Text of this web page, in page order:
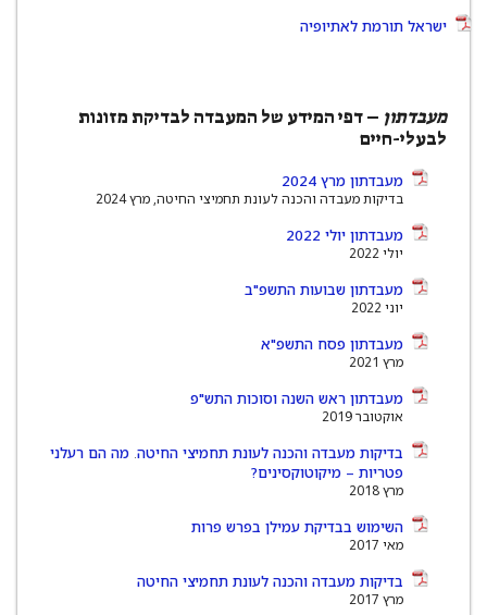
ישראל תורמת לאתיופיה
מעבדתון – דפי המידע של המעבדה לבדיקת מזונות
לבעלי-חיים
מעבדתון מרץ 2024
בדיקות מעבדה והכנה לעונת תחמיצי החיטה, מרץ 2024
‫מעבדתון‬ יולי 2022
יולי 2022
מעבדתון שבועות התשפ"ב
יוני 2022
מעבדתון פסח התשפ"א
מרץ 2021
מעבדתון ראש השנה וסוכות התש"פ
אוקטובר 2019
בדיקות מעבדה והכנה לעונת תחמיצי החיטה. מה הם רעלני
פטריות – מיקוטוקסינים?
מרץ 2018
השימוש בבדיקת עמילן בפרש פרות
מאי 2017
בדיקות מעבדה והכנה לעונת תחמיצי החיטה
מרץ 2017